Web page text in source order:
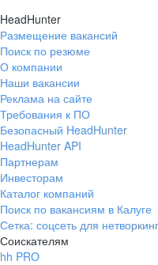
HeadHunter
Размещение вакансий
Поиск по резюме
О компании
Наши вакансии
Реклама на сайте
Требования к ПО
Безопасный HeadHunter
HeadHunter API
Партнерам
Инвесторам
Каталог компаний
Поиск по вакансиям в Калуге
Сетка: соцсеть для
Соискателям
hh PRO